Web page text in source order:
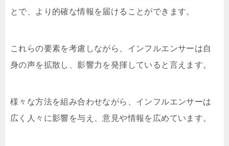
とで、より的確な情報を届けることができます。
これらの要素を考慮しながら、インフルエンサーは自
身の声を拡散し、影響力を発揮していると言えます。
様々な方法を組み合わせながら、インフルエンサーは
広く人々に影響を与え、意見や情報を広めています。